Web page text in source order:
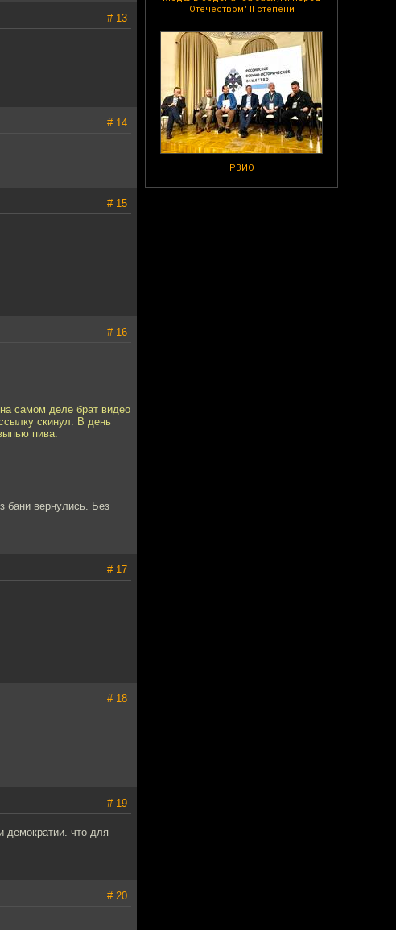
Отечеством" II степени
РВИО
# 13
# 14
# 15
# 16
самом деле брат видео
скинул. В день
пива.
бани вернулись. Без
# 17
# 18
# 19
демократии. что для
# 20